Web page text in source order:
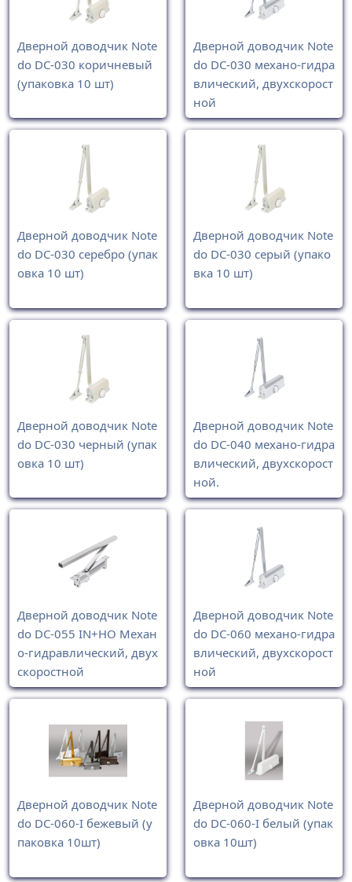
Дверной доводчик Note
do DC-030 коричневый
(упаковка 10 шт)
Дверной доводчик Note
do DC-030 механо-гидра
влический, двухскорост
ной
Дверной доводчик Note
do DC-030 серебро (упак
овка 10 шт)
Дверной доводчик Note
do DC-030 серый (упако
вка 10 шт)
Дверной доводчик Note
do DC-030 черный (упак
овка 10 шт)
Дверной доводчик Note
do DC-040 механо-гидра
влический, двухскорост
ной.
Дверной доводчик Note
do DC-055 IN+HO Механ
о-гидравлический, двух
скоростной
Дверной доводчик Note
do DC-060 механо-гидра
влический, двухскорост
ной
Дверной доводчик Note
do DC-060-I бежевый (у
паковка 10шт)
Дверной доводчик Note
do DC-060-I белый (упак
овка 10шт)